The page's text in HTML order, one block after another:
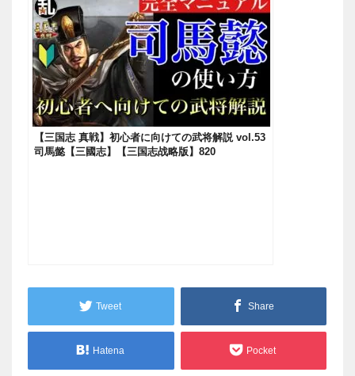
【三国志 真戦】初心者に向けての武将解説 vol.53
司馬懿【三國志】【三国志战略版】820
Tweet Share
Hatena Pocket